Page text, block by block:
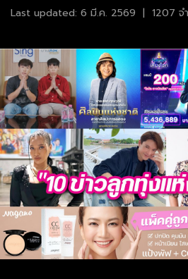
Last updated: 6 มี.ค. 2569 | 1207 จ